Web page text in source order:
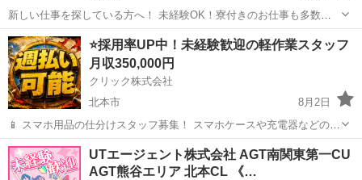
新しい仕事を探している方へ！ 未経験OK！寮付きのお仕事も多数！
日払い・週払いも相談可能！ 「すぐ働きたい」 「住む場所も一緒に探
したい」 「今より収入を増やしたい」 そんな方におすすめのお仕事を
ご...
埼玉 北本市 工場 未経験
⭐採用率UP中！未経験歓迎の軽作業スタッフ
月収350,000円
クリック株式会社
北本市
8月2日
📱 スマホ用品の仕分けスタッフ募集！ スマホケースや充電器などの仕
分け・検品を行うシンプルなお仕事です♪
━━━━━━━━━━━━━━━━ 📲 ご応募はこちら（24時間受付
中） https://lin.ee/...
埼玉 北本市
UTエージェント株式会社 AGT南関東第一CU
AGT熊谷エリア 北本CL 《…